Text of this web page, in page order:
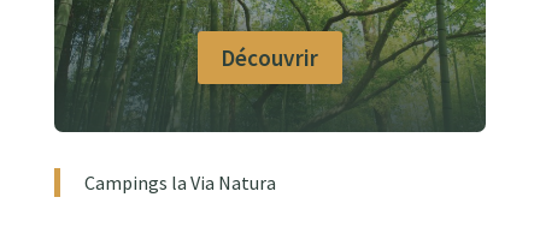
Découvrir
Campings la Via Natura